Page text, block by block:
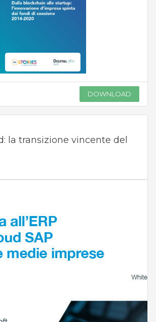
DOWNLOAD
la transizione vincente del